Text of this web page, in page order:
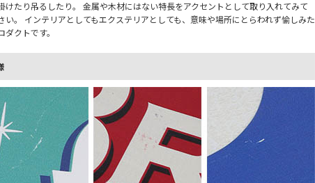
けたり吊るしたり。 金属や木材にはない特長をアクセントとして取り入れてみて
い。 インテリアとしてもエクステリアとしても、意味や場所にとらわれず愉しみた
ダクトです。